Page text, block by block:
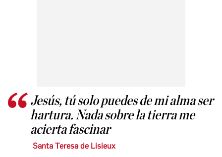
Jesús, tú solo puedes de mi alma ser
hartura. Nada sobre la tierra me
acierta fascinar
Santa Teresa de Lisieux